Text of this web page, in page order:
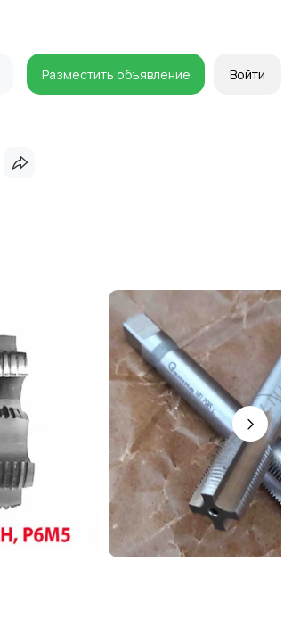
Разместить объявление Войти